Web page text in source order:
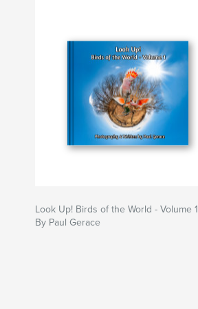
Look Up! Birds of the World - Volume 1
By Paul Gerace